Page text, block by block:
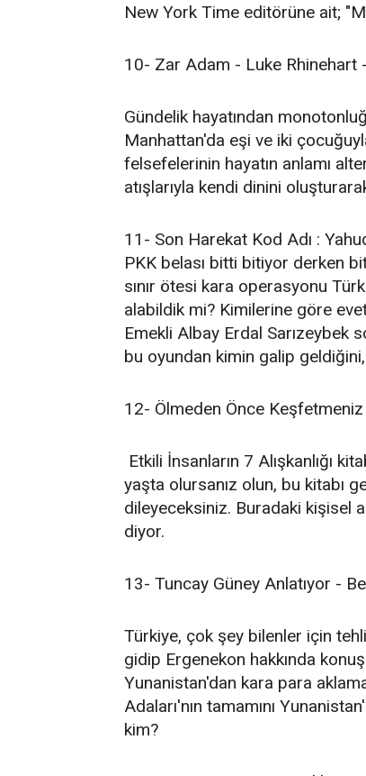
New York Time editörüne ait;
10- Zar Adam - Luke Rhinehart -
Gündelik hayatından
Manhattan'da eşi ve iki
felsefelerinin hayatın anlamı
atışlarıyla kendi dinini
11- Son Harekat Kod Adı :
PKK belası bitti bitiyor derken
sınır ötesi kara operasyonu
alabildik mi? Kimilerine göre
Emekli Albay Erdal Sarızeybek
bu oyundan kimin galip
12- Ölmeden Önce Keşfetmeniz
Etkili İnsanların 7 Alışkanlığı
yaşta olursanız olun, bu kitabı
dileyeceksiniz. Buradaki kişisel
diyor.
13- Tuncay Güney Anlatıyor -
Türkiye, çok şey bilenler için
gidip Ergenekon hakkında
Yunanistan'dan kara para
Adaları'nın tamamını
kim?